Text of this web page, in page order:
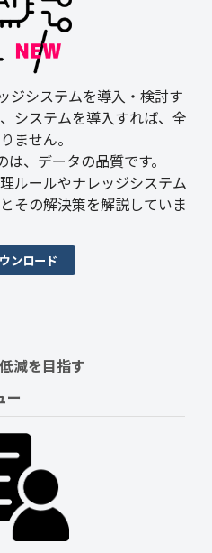
ジシステムを導入・検討す
システムを導入すれば、全
ません。
、データの品質です。
ルールやナレッジシステム
その解決策を解説していま
ンロード
減を目指す
ー